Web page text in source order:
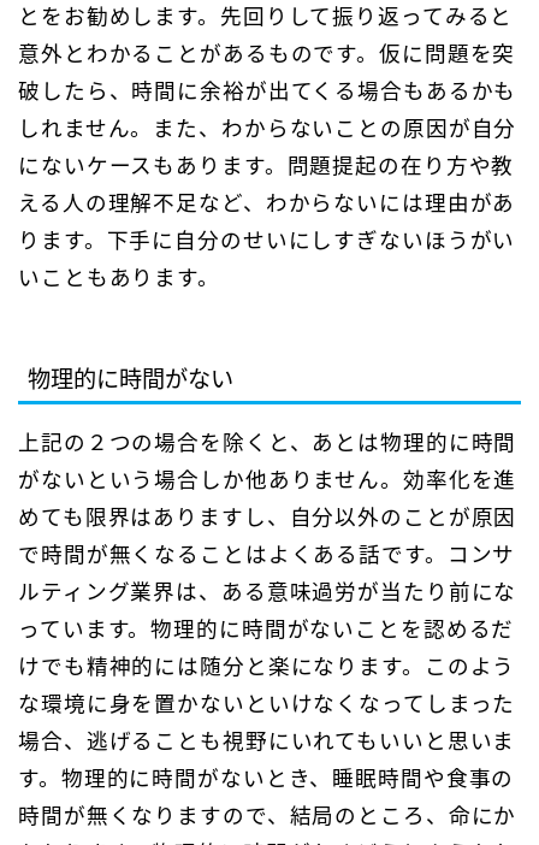
とをお勧めします。先回りして振り返ってみると
意外とわかることがあるものです。仮に問題を突
破したら、時間に余裕が出てくる場合もあるかも
しれません。また、わからないことの原因が自分
にないケースもあります。問題提起の在り方や教
える人の理解不足など、わからないには理由があ
ります。下手に自分のせいにしすぎないほうがい
いこともあります。
物理的に時間がない
上記の２つの場合を除くと、あとは物理的に時間
がないという場合しか他ありません。効率化を進
めても限界はありますし、自分以外のことが原因
で時間が無くなることはよくある話です。コンサ
ルティング業界は、ある意味過労が当たり前にな
っています。物理的に時間がないことを認めるだ
けでも精神的には随分と楽になります。このよう
な環境に身を置かないといけなくなってしまった
場合、逃げることも視野にいれてもいいと思いま
す。物理的に時間がないとき、睡眠時間や食事の
時間が無くなりますので、結局のところ、命にか